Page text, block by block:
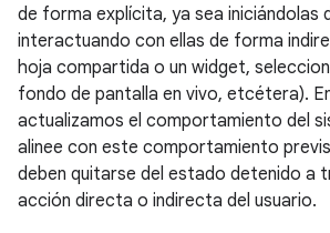
de forma explícita, ya sea iniciándolas
interactuando con ellas de forma
hoja compartida o un widget,
fondo de pantalla en vivo, etcétera).
actualizamos el comportamiento del
alinee con este comportamiento
deben quitarse del estado detenido a
acción directa o indirecta del usuario.